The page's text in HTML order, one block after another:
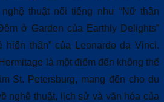
thuật nổi tiếng như “Nữ thần
ở Garden của Earthly Delights”
hiến thân” của Leonardo da Vinci.
là một điểm đến không thể
St. Petersburg, mang đến cho du
nghệ thuật, lịch sử và văn hóa của